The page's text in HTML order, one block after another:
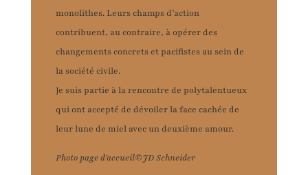
monolithes. Leurs champs d’action
contribuent, au contraire, à opérer des
changements concrets et pacifistes au sein de
la société civile.
Je suis partie à la rencontre de polytalentueux
qui ont accepté de dévoiler la face cachée de
leur lune de miel avec un deuxième amour.
Photo page d'accueil©JD Schneider